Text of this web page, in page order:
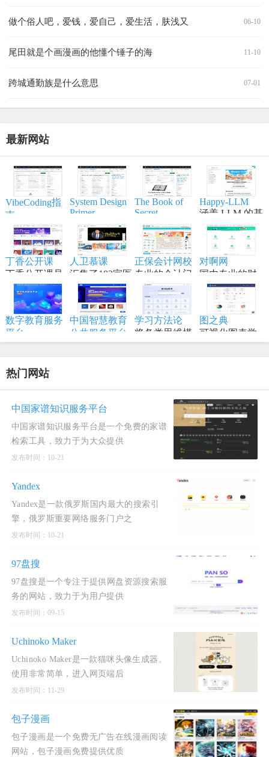
06-10
做个俗人吧，爱钱，爱自己，爱生活，肤浅又
11-10
尾田就是个画漫画的他懂个锤子的海
07-01
跨城通勤族是什么意思
最新网站
VibeCoding指
南
一个通过与 AI
结对编程，将
想法变为现实
的终极工作站
System Design
Primer
帮助开发者学
习大型系统设
计原理、备战
技术面试，是
系统设计领域
的权威学习资
源。
The Book of
Secret
Knowledge
实用的列表、
手册、备忘
单、黑客技
巧、一行代
码、命令行/网
页工具资源。
Happy-LLM
涵盖 LLM 的基
本原理,训练流
程,模型构建等
内容,适合具备
一定编程和深
学习者。
丁香公开课
丁香公开课是
将传统线下授
课搬到网络平
台
人卫慕课
汇集了182家医
学高等院校的
顶尖资源
正保会计网校
专业的会计门
户网站，专注
财会职业培训
品牌,从事初级
会计职称考试
对啊网
国内专业的财
经财会会计类
职业教育分班
直播网校
数字教育服务
平台
以数字化推动
展为核心，服
师、学生及社
会公众。
中国智慧教育
公共服务平台
全称中国国家
学习方法论
将各类思维模
型、创新方法
图之典
可视化图表学
习网站
热门网站
中国家谱知识服务平台
中国家谱知识服务平台是一个免费的家谱
检索工具，致力于为大众提供
发布时间：10-21
Yandex
Yandex是一款俄罗斯国内最大的搜索引
擎，俄罗斯重要网络服务门户之
发布时间：10-21
97盘搜
97盘搜是一个专注于提供网盘资源搜索服
务的网站，致力于为用户提供
发布时间：09-15
Uchinoko Maker
Uchinoko Maker是一款猫咪头像生成器。
使用非常简单，进入网页端后
发布时间：11-29
包子漫画
包子漫画是一个免费无广告在线漫画阅读
网站，包子漫画免费提供优质